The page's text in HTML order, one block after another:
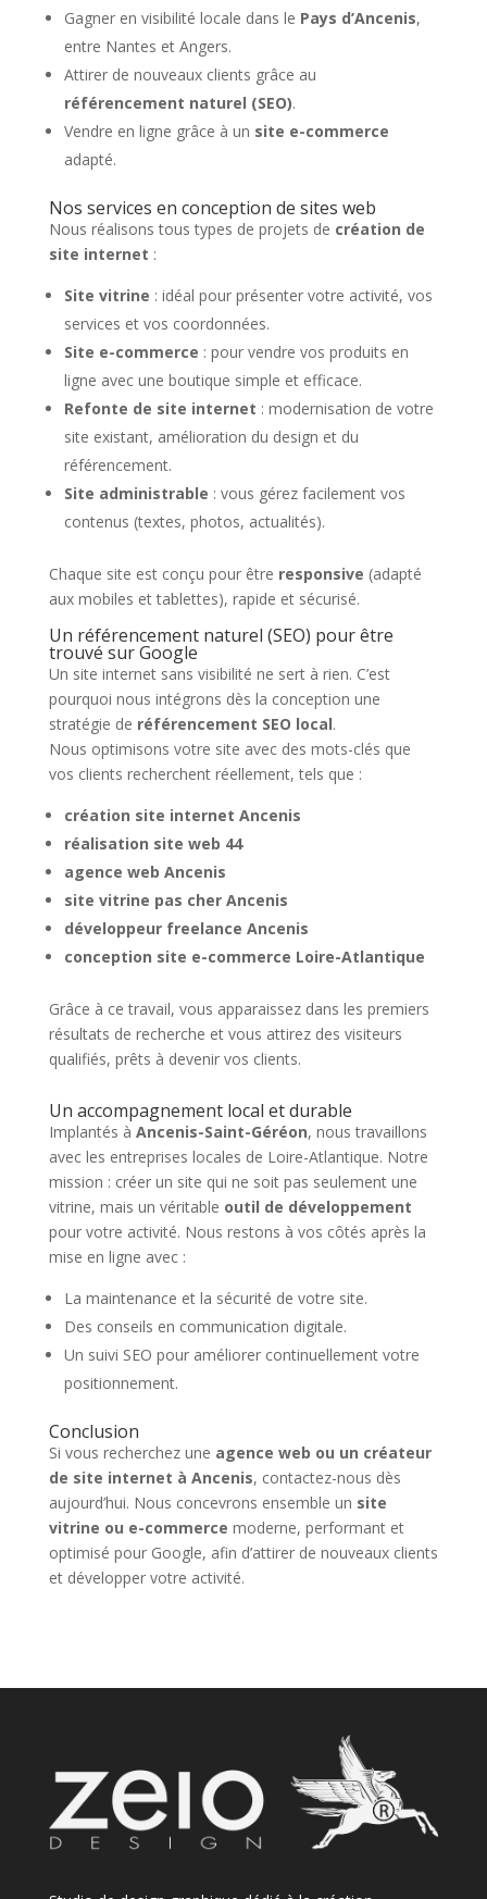
Gagner en visibilité locale dans le Pays d’Ancenis,
entre Nantes et Angers.
Attirer de nouveaux clients grâce au
référencement naturel (SEO).
Vendre en ligne grâce à un site e-commerce
adapté.
Nos services en conception de sites web
Nous réalisons tous types de projets de création de
site internet :
Site vitrine : idéal pour présenter votre activité, vos
services et vos coordonnées.
Site e-commerce : pour vendre vos produits en
ligne avec une boutique simple et efficace.
Refonte de site internet : modernisation de votre
site existant, amélioration du design et du
référencement.
Site administrable : vous gérez facilement vos
contenus (textes, photos, actualités).
Chaque site est conçu pour être responsive (adapté
aux mobiles et tablettes), rapide et sécurisé.
Un référencement naturel (SEO) pour être
trouvé sur Google
Un site internet sans visibilité ne sert à rien. C’est
pourquoi nous intégrons dès la conception une
stratégie de référencement SEO local.
Nous optimisons votre site avec des mots-clés que
vos clients recherchent réellement, tels que :
création site internet Ancenis
réalisation site web 44
agence web Ancenis
site vitrine pas cher Ancenis
développeur freelance Ancenis
conception site e-commerce Loire-Atlantique
Grâce à ce travail, vous apparaissez dans les premiers
résultats de recherche et vous attirez des visiteurs
qualifiés, prêts à devenir vos clients.
Un accompagnement local et durable
Implantés à Ancenis-Saint-Géréon, nous travaillons
avec les entreprises locales de Loire-Atlantique. Notre
mission : créer un site qui ne soit pas seulement une
vitrine, mais un véritable outil de développement
pour votre activité. Nous restons à vos côtés après la
mise en ligne avec :
La maintenance et la sécurité de votre site.
Des conseils en communication digitale.
Un suivi SEO pour améliorer continuellement votre
positionnement.
Conclusion
Si vous recherchez une agence web ou un créateur
de site internet à Ancenis, contactez-nous dès
aujourd’hui. Nous concevrons ensemble un site
vitrine ou e-commerce moderne, performant et
optimisé pour Google, afin d’attirer de nouveaux clients
et développer votre activité.